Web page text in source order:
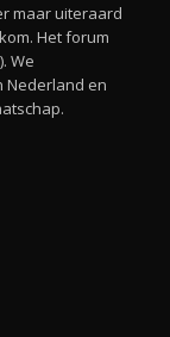
maar uiteraard
Het forum
We
Nederland en